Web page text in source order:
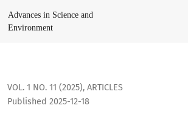
ОПРЕДЕЛЕНИЕ АНТИРАДИКАЛЬНЫХ
Advances in Science and
Environment
VOL. 1 NO. 11 (2025), ARTICLES
Published 2025-12-18